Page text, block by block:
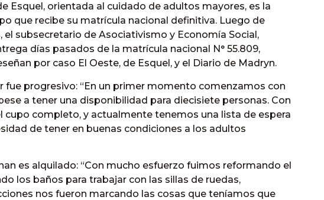
Esquel, orientada al cuidado de adultos mayores, es la
que recibe su matrícula nacional definitiva. Luego de
subsecretario de Asociativismo y Economía Social,
días pasados de la matrícula nacional N° 55.809,
por caso El Oeste, de Esquel, y el Diario de Madryn.
fue progresivo: “En un primer momento comenzamos con
a tener una disponibilidad para diecisiete personas. Con
cupo completo, y actualmente tenemos una lista de espera
de tener en buenas condiciones a los adultos
es alquilado: “Con mucho esfuerzo fuimos reformando el
los baños para trabajar con las sillas de ruedas,
nos fueron marcando las cosas que teníamos que